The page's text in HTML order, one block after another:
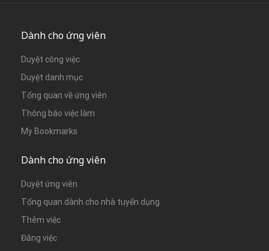
Dành cho ứng viên
Duyệt công việc
Duyệt danh mục
Tổng quan về ứng viên
Thông báo việc làm
My Bookmarks
Dành cho ứng viên
Duyệt ứng viên
Tổng quan dành cho nhà tuyển dụng
Thêm việc
Đăng việc